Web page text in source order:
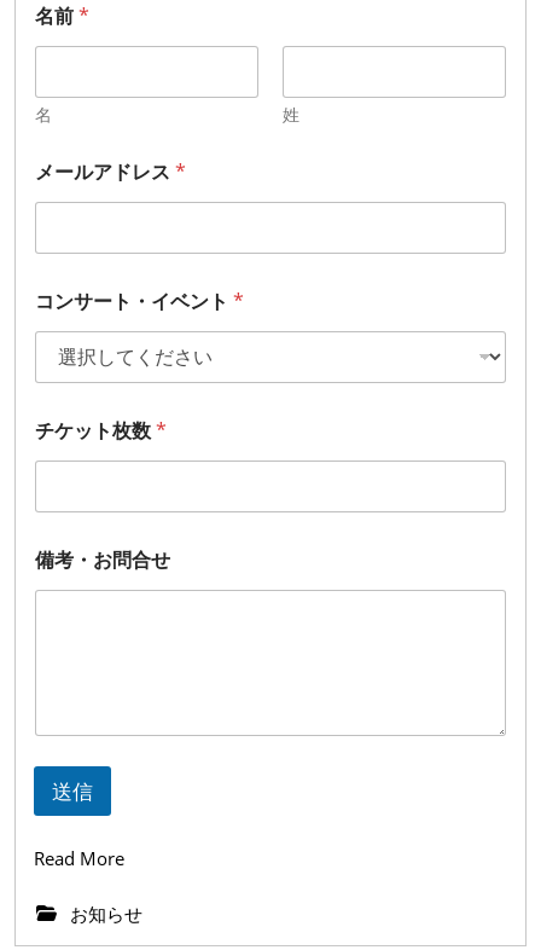
名前*
名 姓
メールアドレス *
コンサート・イベント *
名
前
ー
ア
ド
レ
チケット枚数*
備考・お問合せ
送信
Read MoreRead
お知らせ